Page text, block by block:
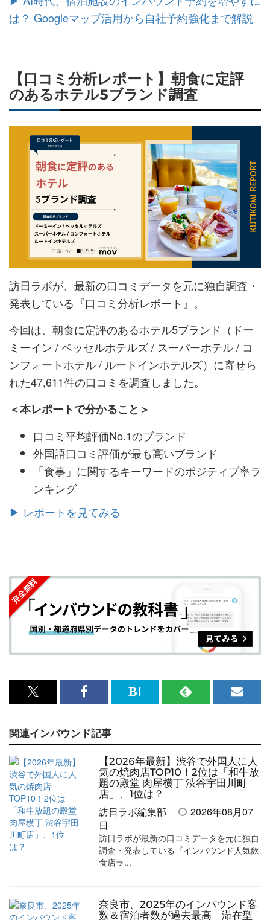
は？ Googleマップ活用から自社予約強化まで解説
【口コミ分析レポート】朝食に定評
のあるホテル5ブランド調査
訪日ラボが、最新の口コミデータを元に独自調査・
発表している『口コミ分析レポート』。
今回は、朝食に定評のあるホテル5ブランド（ドー
ミーイン / ベッセルホテルズ / スーパーホテル / コ
ンフォートホテル / ルートインホテルズ）に寄せら
れた47,611件の口コミを調査しました。
＜本レポートで分かること＞
口コミ平均評価No.1のブランド
外国語口コミ評価が最も高いブランド
「食事」に関するキーワードのポジティブ率ラ
ンキング
▶ レポートを見てみる
x<br>
記
事
を
シ
ェ
ア
Facebook<br>
記
は
ブ
ッ
ク
マ
ー
ク
加
RSS
事
を
購
読
す
る
メ
ガ
登
録
す
る
関連インバウンド記事
【2026年最新】渋谷で外国人に人
気の焼肉店TOP10！2位は「和牛放
題の殿堂 肉屋横丁 渋谷宇田川町
店」、1位は？
訪日ラボ編集部
2026年08月07
日
訪日ラボが最新の口コミデータを元に独自
調査・発表している『インバウンド人気飲
食店ラ...
奈良市、2025年のインバウンド客
数＆宿泊者数が過去最高 滞在型